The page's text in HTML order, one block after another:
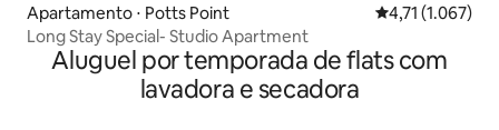
Apartamento ⋅ Potts Point 4,71 de uma
4,71 (1.067)
Long Stay Special- Studio Apartment
Aluguel por temporada de flats com
lavadora e secadora